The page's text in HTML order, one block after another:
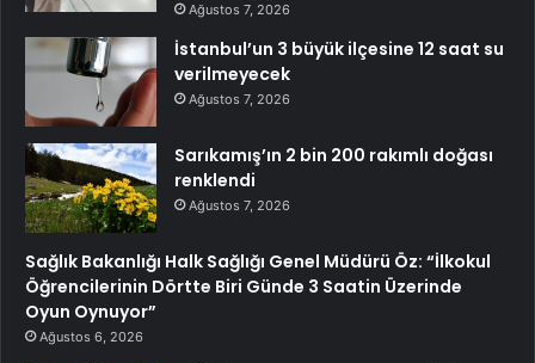
Ağustos 7, 2026
İstanbul’un 3 büyük ilçesine 12 saat su
verilmeyecek
Ağustos 7, 2026
Sarıkamış’ın 2 bin 200 rakımlı doğası
renklendi
Ağustos 7, 2026
Sağlık Bakanlığı Halk Sağlığı Genel Müdürü Öz: “İlkokul
Öğrencilerinin Dörtte Biri Günde 3 Saatin Üzerinde
Oyun Oynuyor”
Ağustos 6, 2026